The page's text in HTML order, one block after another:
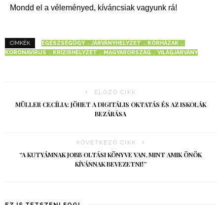
Mondd el a véleményed, kíváncsiak vagyunk rá!
CÍMKÉK EGÉSZSÉGÜGY JÁRVÁNYHELYZET
KÓRHÁZAK
KORONAVÍRUS
KRÍZISHELYZET MAGYARORSZÁG VILÁGJÁRVÁNY
ELŐZŐ CIKK
MÜLLER CECÍLIA: JÖHET A DIGITÁLIS OKTATÁS ÉS AZ ISKOLÁK
BEZÁRÁSA
KÖVETKEZŐ CIKK
“A KUTYÁMNAK JOBB OLTÁSI KÖNYVE VAN, MINT AMIK ÖNÖK
KÍVÁNNAK BEVEZETNI!”